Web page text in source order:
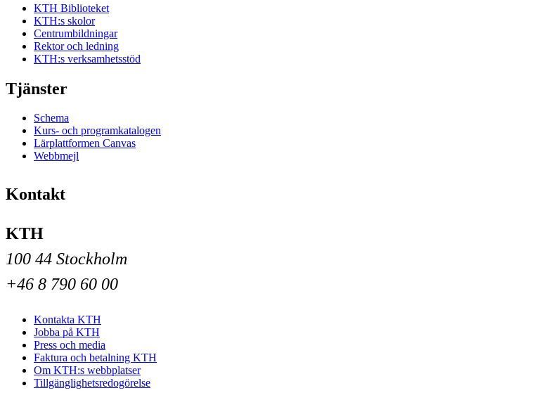
KTH Biblioteket
KTH:s skolor
Centrumbildningar
Rektor och ledning
KTH:s verksamhetsstöd
Tjänster
Schema
Kurs- och programkatalogen
Lärplattformen Canvas
Webbmejl
Kontakt
KTH
100 44 Stockholm
+46 8 790 60 00
Kontakta KTH
Jobba på KTH
Press och media
Faktura och betalning KTH
Om KTH:s webbplatser
Tillgänglighetsredogörelse